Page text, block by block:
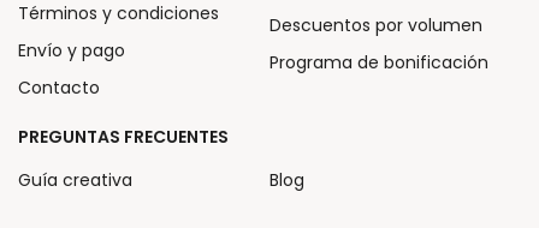
Términos y condiciones
Envío y pago
Contacto
Descuentos por volumen
Programa de bonificación
PREGUNTAS FRECUENTES
Guía creativa
Blog